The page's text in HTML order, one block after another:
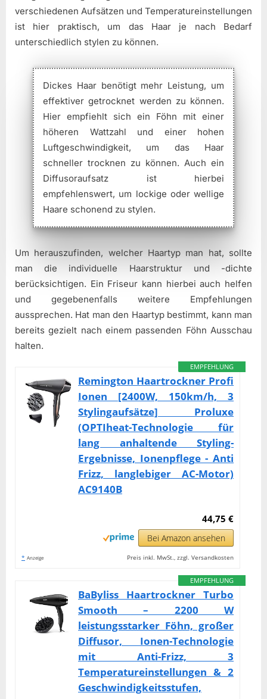
verschiedenen Aufsätzen und Temperatureinstellungen
ist hier praktisch, um das Haar je nach Bedarf
unterschiedlich stylen zu können.
Dickes Haar benötigt mehr Leistung, um
effektiver getrocknet werden zu können.
Hier empfiehlt sich ein Föhn mit einer
höheren Wattzahl und einer hohen
Luftgeschwindigkeit, um das Haar
schneller trocknen zu können. Auch ein
Diffusoraufsatz ist hierbei
empfehlenswert, um lockige oder wellige
Haare schonend zu stylen.
Um herauszufinden, welcher Haartyp man hat, sollte
man die individuelle Haarstruktur und -dichte
berücksichtigen. Ein Friseur kann hierbei auch helfen
und gegebenenfalls weitere Empfehlungen
aussprechen. Hat man den Haartyp bestimmt, kann man
bereits gezielt nach einem passenden Föhn Ausschau
halten.
EMPFEHLUNG
Remington Haartrockner Profi
Ionen [2400W, 150km/h, 3
Stylingaufsätze] Proluxe
(OPTIheat-Technologie für
lang anhaltende Styling-
Ergebnisse, Ionenpflege - Anti
Frizz, langlebiger AC-Motor)
AC9140B
44,75 €
Bei Amazon ansehen
* Anzeige Preis inkl. MwSt., zzgl. Versandkosten
EMPFEHLUNG
BaByliss Haartrockner Turbo
Smooth – 2200 W
leistungsstarker Föhn, großer
Diffusor, Ionen-Technologie
mit Anti-Frizz, 3
Temperatureinstellungen & 2
Geschwindigkeitsstufen,